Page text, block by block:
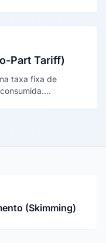
Part Tariff)
taxa fixa de
(Skimming)